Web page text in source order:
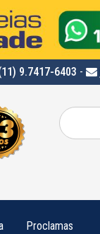
9.7417-6403 -
Pesquisar
por:
Proclamas